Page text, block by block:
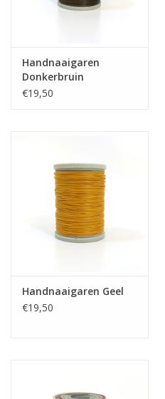
Handnaaigaren
Donkerbruin
€19,50
Handnaaigaren Geel
€19,50